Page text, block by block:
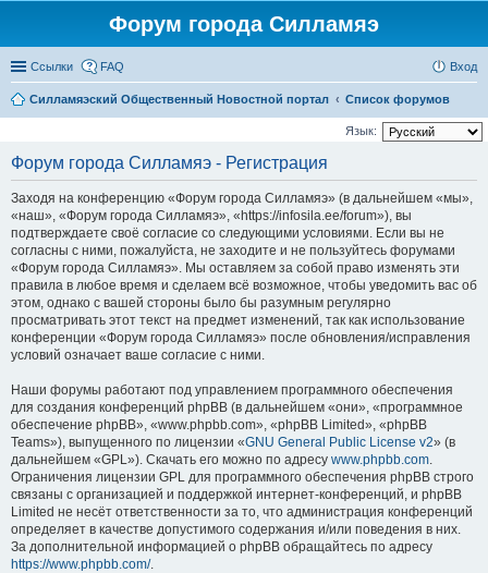
Форум города Силламяэ
Ссылки FAQ Вход
Силламяэский Общественный Новостной портал Список форумов
Язык:
Форум города Силламяэ - Регистрация
Заходя на конференцию «Форум города Силламяэ» (в дальнейшем «мы»,
«наш», «Форум города Силламяэ», «https://infosila.ee/forum»), вы
подтверждаете своё согласие со следующими условиями. Если вы не
согласны с ними, пожалуйста, не заходите и не пользуйтесь форумами
«Форум города Силламяэ». Мы оставляем за собой право изменять эти
правила в любое время и сделаем всё возможное, чтобы уведомить вас об
этом, однако с вашей стороны было бы разумным регулярно
просматривать этот текст на предмет изменений, так как использование
конференции «Форум города Силламяэ» после обновления/исправления
условий означает ваше согласие с ними.
Наши форумы работают под управлением программного обеспечения
для создания конференций phpBB (в дальнейшем «они», «программное
обеспечение phpBB», «www.phpbb.com», «phpBB Limited», «phpBB
Teams»), выпущенного по лицензии «GNU General Public License v2» (в
дальнейшем «GPL»). Скачать его можно по адресу www.phpbb.com.
Ограничения лицензии GPL для программного обеспечения phpBB строго
связаны с организацией и поддержкой интернет-конференций, и phpBB
Limited не несёт ответственности за то, что администрация конференций
определяет в качестве допустимого содержания и/или поведения в них.
За дополнительной информацией о phpBB обращайтесь по адресу
https://www.phpbb.com/.